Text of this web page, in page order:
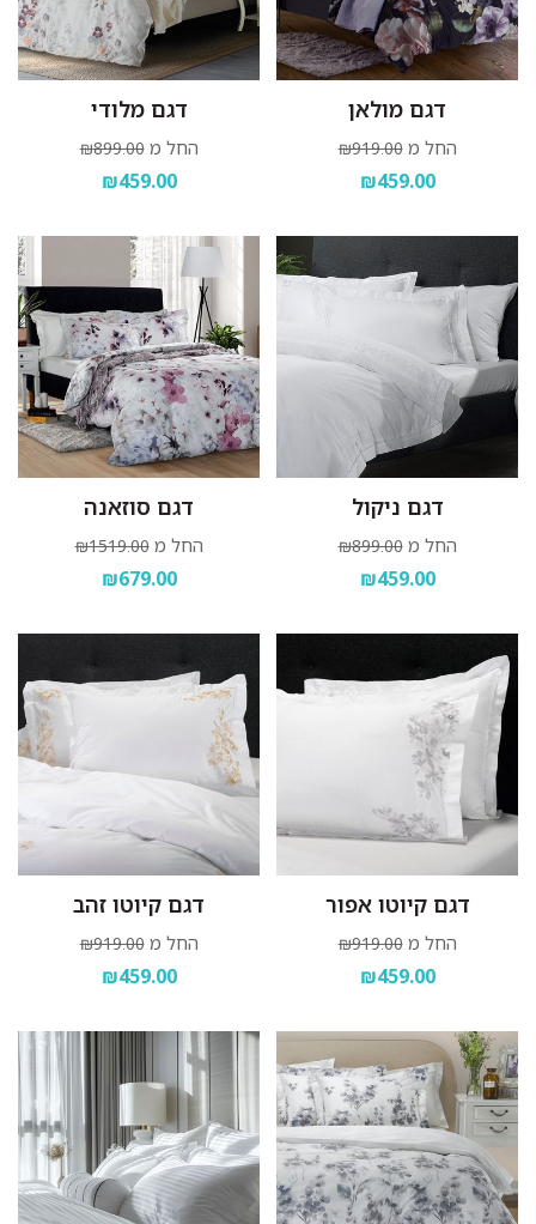
דגם מולאן
החל מ ₪919.00
₪459.00
דגם מלודי
החל מ ₪899.00
₪459.00
דגם ניקול
החל מ ₪899.00
₪459.00
דגם סוזאנה
החל מ ₪1519.00
₪679.00
דגם קיוטו אפור
החל מ ₪919.00
₪459.00
דגם קיוטו זהב
החל מ ₪919.00
₪459.00